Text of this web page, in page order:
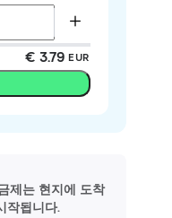
€ 3.79 EUR
제는 현지에 도착
작됩니다.